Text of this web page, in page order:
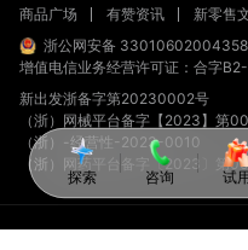
探索 咨询 试
商品广场
有赞资讯 新零售
浙公网安备
增值电信业务经营许可证：合字
新出发浙备字第20230002号
（浙）网械平台备字【2023】第
（浙）-经营性-2023-0010
（浙）网药平台备字〔2023〕第